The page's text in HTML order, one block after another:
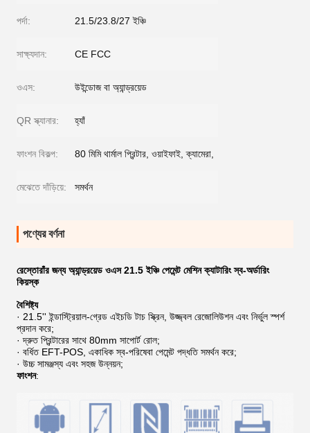
পর্দা: 21.5/23.8/27 ইঞ্চি
সাক্ষ্যদান: CE FCC
ওএস: উইন্ডোজ বা অ্যান্ড্রয়েড
QR স্ক্যানার: হ্যাঁ
ফাংশন বিকল্প: 80 মিমি থার্মাল প্রিন্টার, ওয়াইফাই, ক্যামেরা,
মেঝেতে দাঁড়িয়ে: সমর্থন
পণ্যের বর্ণনা
রেস্তোরাঁর জন্য অ্যান্ড্রয়েড ওএস 21.5 ইঞ্চি পেমেন্ট মেশিন ক্যাটারিং স্ব-অর্ডারিং
কিয়স্ক
বৈশিষ্ট্য
· 21.5'' ইন্ডাস্ট্রিয়াল-গ্রেড এইচডি টাচ স্ক্রিন, উজ্জ্বল রেজোলিউশন এবং নির্ভুল স্পর্শ
প্রদান করে;
· দ্রুত প্রিন্টারের সাথে 80mm সাপোর্ট রোল;
· বর্ধিত EFT-POS, একাধিক স্ব-পরিষেবা পেমেন্ট পদ্ধতি সমর্থন করে;
· উচ্চ সামঞ্জস্য এবং সহজ উন্নয়ন;
ফাংশন: